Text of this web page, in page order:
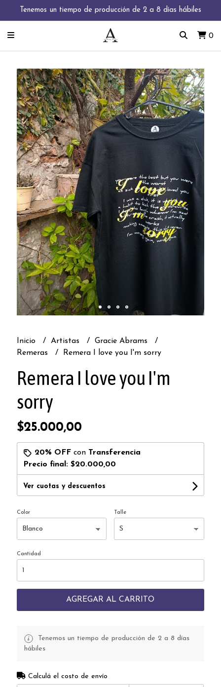
Tenemos un tiempo de producción de 2 a 8 días hábiles
0
Inicio Artistas
Gracie Abrams
Remeras
Remera I love you I'm sorry
Remera I love you I'm
sorry
$25.000,00
20% OFFcon Transferencia
Precio final: $20.000,00
Ver cuotas y descuentos
Color Talle
Cantidad
AGREGAR AL CARRITO
Tenemos un tiempo de producción de 2 a 8 días
hábiles
Calculá el costo de envío